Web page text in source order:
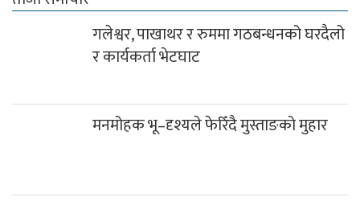
गलेश्वर, पाखाथर र रुममा गठबन्धनको घरदैलो
र कार्यकर्ता भेटघाट
मनमोहक भू–दृश्यले फेरिँदै मुस्ताङको मुहार